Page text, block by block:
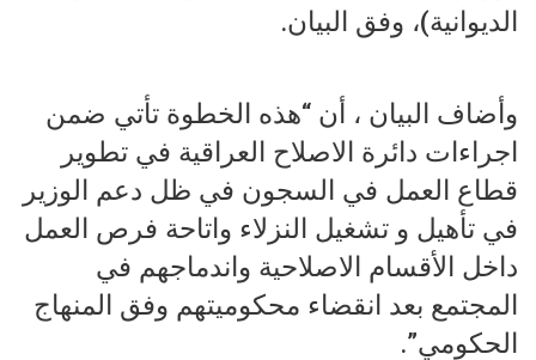
الديوانية)، وفق البيان.
وأضاف البيان ، أن “هذه الخطوة تأتي ضمن
اجراءات دائرة الاصلاح العراقية في تطوير
قطاع العمل في السجون في ظل دعم الوزير
في تأهيل و تشغيل النزلاء واتاحة فرص العمل
داخل الأقسام الاصلاحية واندماجهم في
المجتمع بعد انقضاء محكوميتهم وفق المنهاج
الحكومي”.